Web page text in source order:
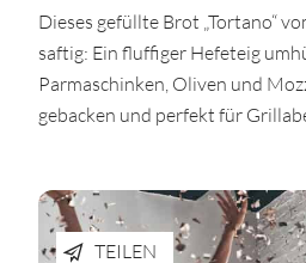
Dieses gefüllte Brot „Tortano“
saftig: Ein fluffiger Hefeteig
Parmaschinken, Oliven und
gebacken und perfekt für
TEILEN